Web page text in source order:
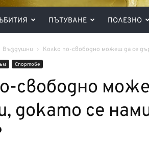
ПЪТУВАНЕ ПОЛЕЗНО
Въздушни Kолко по-свободно можеш да се
Спортове
свободно
докато се